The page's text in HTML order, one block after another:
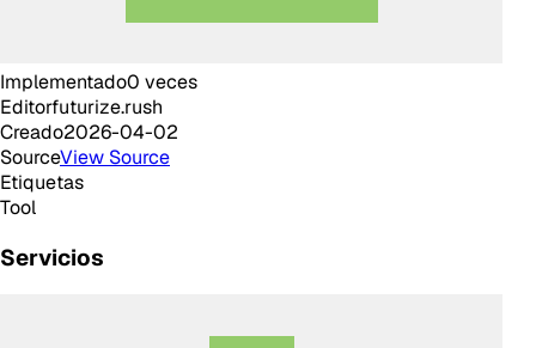
Implementado0 veces
Editorfuturize.rush
Creado2026-04-02
SourceView Source
Etiquetas
Tool
Servicios